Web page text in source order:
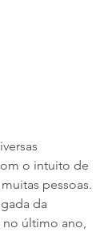
o intuito de
pessoas.
da
no último ano,